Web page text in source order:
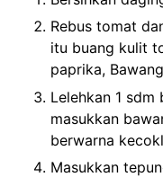
Rebus tomat
itu buang kulit
paprika,
Lelehkan 1
masukkan
berwarna
Masukkan